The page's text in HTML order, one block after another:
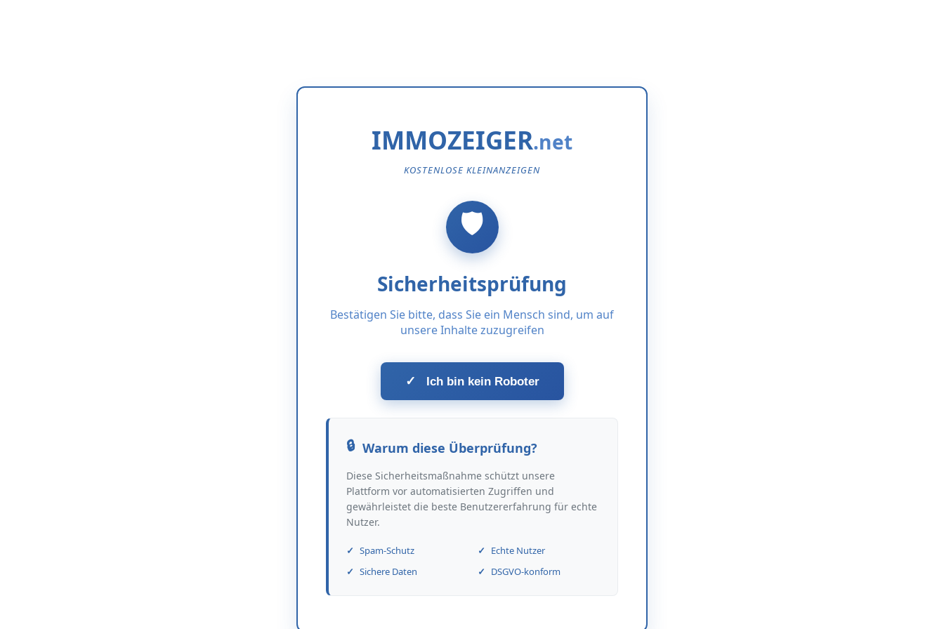
IMMOZEIGER
KOSTENLOSE KLEINANZEIGEN
Sicherheitsprüfung
Bestätigen Sie bitte, dass Sie ein Mensch sind, um auf
unsere Inhalte zuzugreifen
✓ Ich bin kein Roboter
Warum diese Überprüfung?
Diese Sicherheitsmaßnahme schützt unsere
Plattform vor automatisierten Zugriffen und
gewährleistet die beste Benutzererfahrung für echte
Nutzer.
Spam-Schutz
Echte Nutzer
Sichere Daten
DSGVO-konform